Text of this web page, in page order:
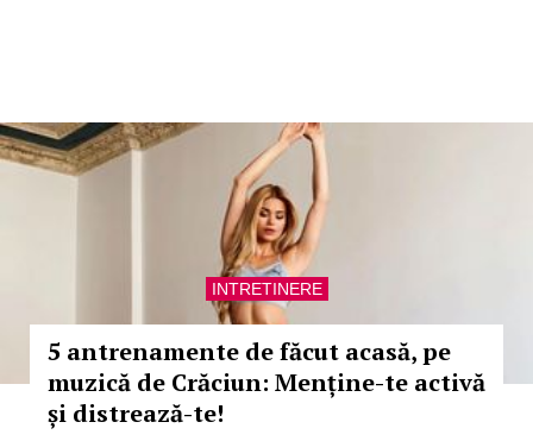
INTRETINERE
5 antrenamente de făcut acasă, pe
muzică de Crăciun: Menține-te activă
și distrează-te!